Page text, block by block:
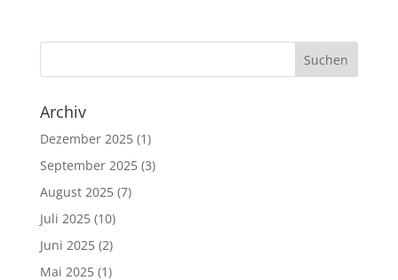
Archiv
Dezember 2025(1)
September 2025(3)
August 2025(7)
Juli 2025(10)
Juni 2025(2)
Mai 2025(1)